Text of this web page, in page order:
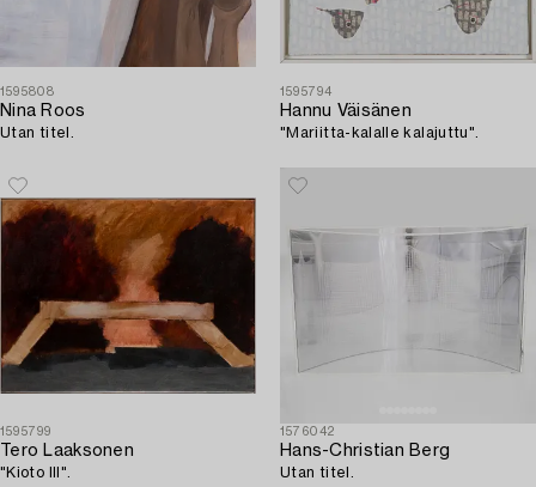
1595808
Nina Roos
Utan titel.
1595794
Hannu Väisänen
"Mariitta-kalalle kalajuttu".
1595799
Tero Laaksonen
"Kioto III".
1576042
Hans-Christian Berg
Utan titel.